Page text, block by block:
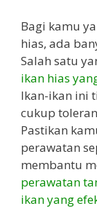
Bagi kamu
hias, ada
Salah satu
ikan hias
Ikan-ikan ini
cukup
Pastikan
perawatan
membantu
perawatan
ikan yang